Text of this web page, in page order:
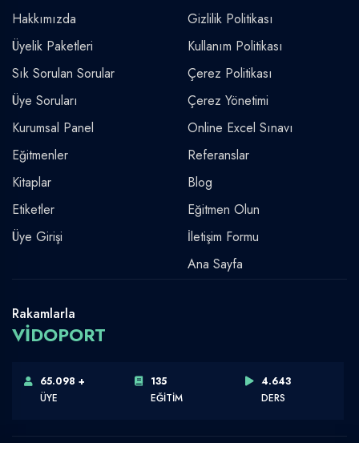
Hakkımızda
Üyelik Paketleri
Sık Sorulan Sorular
Üye Soruları
Kurumsal Panel
Eğitmenler
Kitaplar
Etiketler
Üye Girişi
Gizlilik Politikası
Kullanım Politikası
Çerez Politikası
Çerez Yönetimi
Online Excel Sınavı
Referanslar
Blog
Eğitmen Olun
İletişim Formu
Ana Sayfa
Rakamlarla
VİDOPORT
65.098 +
ÜYE
135
EĞİTİM
4.643
DERS